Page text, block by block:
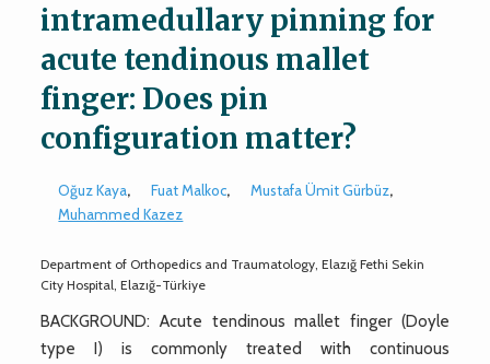
intramedullary pinning for
acute tendinous mallet
finger: Does pin
configuration matter?
Oğuz Kaya, Fuat Malkoc, Mustafa Ümit Gürbüz,
Muhammed Kazez
Department of Orthopedics and Traumatology, Elazığ Fethi Sekin
City Hospital, Elazığ-Türkiye
BACKGROUND: Acute tendinous mallet finger (Doyle
type I) is commonly treated with continuous